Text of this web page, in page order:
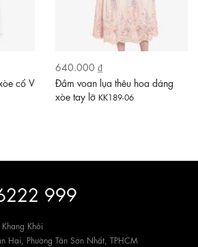
cổ V
640.000 ₫
Đầm voan lụa thêu hoa dáng
xòe tay lỡ KK189-06
999
Khôi
Hai, Phường Tân Sơn Nhất, TPHCM